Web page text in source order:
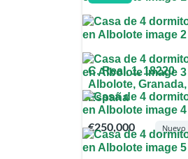
C. Real, 1, 18220
Albolote, Granada,
España
€250,000 Nuevo